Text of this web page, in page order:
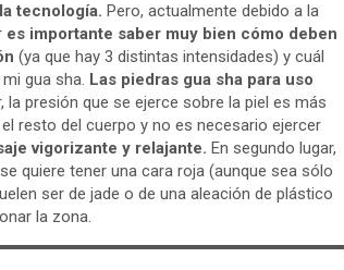
tecnología. Pero, actualmente debido a la
es importante saber muy bien cómo deben
(ya que hay 3 distintas intensidades) y cuál
gua sha. Las piedras gua sha para uso
la presión que se ejerce sobre la piel es más
resto del cuerpo y no es necesario ejercer
vigorizante y relajante. En segundo lugar,
quiere tener una cara roja (aunque sea sólo
ser de jade o de una aleación de plástico
la zona.